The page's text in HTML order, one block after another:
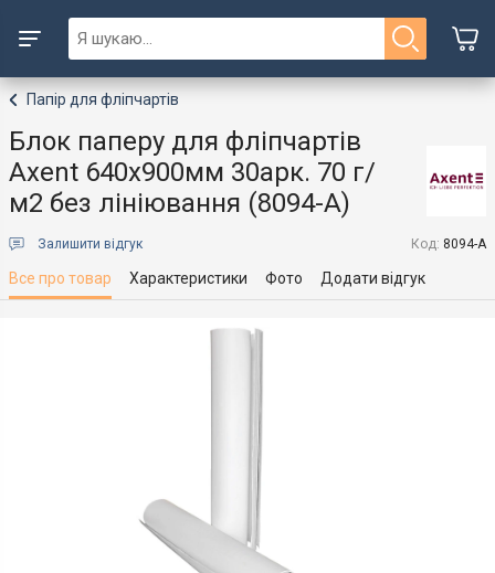
Папір для фліпчартів
Блок паперу для фліпчартів
Axent 640х900мм 30арк. 70 г/
м2 без лініювання (8094-A)
Залишити відгук Код: 8094-A
Все про товар Характеристики Фото Додати відгук